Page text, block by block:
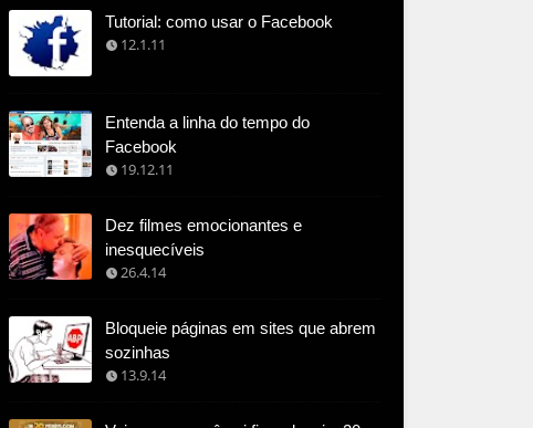
Tutorial: como usar o Facebook
12.1.11
Entenda a linha do tempo do
Facebook
19.12.11
Dez filmes emocionantes e
inesquecíveis
26.4.14
Bloqueie páginas em sites que abrem
sozinhas
13.9.14